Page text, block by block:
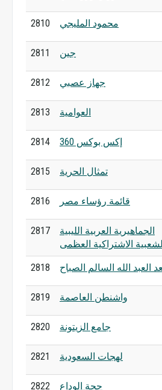
2810 محمود المليجي
2811 جين
2812 جهاز عصبي
2813 العوامية
2814 إكس بوكس 360
2815 تمثال الحرية
2816 قائمة رؤساء مصر
2817
الجماهيرية العربية الليبية
الاشتراكية العظمى
2818 العبد الله السالم الصباح
2819 واشنطن العاصمة
2820 جامع الزيتونة
2821 لهجات السعودية
2822 حجة الوداع